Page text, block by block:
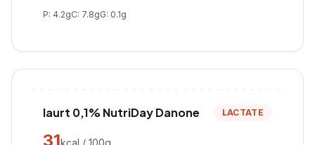
P: 4.2gC: 7.8gG: 0.1g
Iaurt 0,1% NutriDay Danone LACTATE
31kcal / 100g